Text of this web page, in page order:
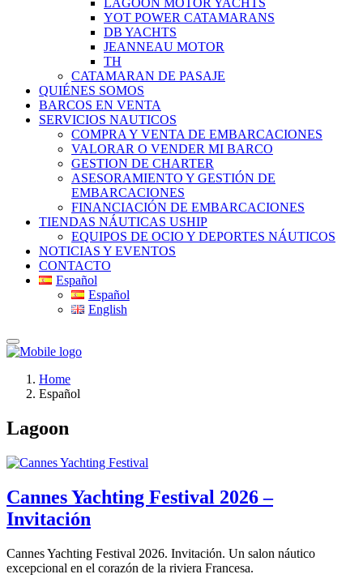
LAGOON MOTOR YACHTS
YOT POWER CATAMARANS
DB YACHTS
JEANNEAU MOTOR
TH
CATAMARAN DE PASAJE
QUIÉNES SOMOS
BARCOS EN VENTA
SERVICIOS NAUTICOS
COMPRA Y VENTA DE EMBARCACIONES
VALORAR O VENDER MI BARCO
GESTION DE CHARTER
ASESORAMIENTO Y GESTIÓN DE
EMBARCACIONES
FINANCIACIÓN DE EMBARCACIONES
TIENDAS NÁUTICAS USHIP
EQUIPOS DE OCIO Y DEPORTES NÁUTICOS
NOTICIAS Y EVENTOS
CONTACTO
Español
Español
English
Home
Español
Lagoon
Cannes Yachting Festival 2026 –
Invitación
Cannes Yachting Festival 2026. Invitación. Un salon náutico
excepcional en el corazón de la riviera Francesa.